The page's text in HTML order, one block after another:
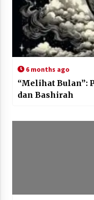
6 months ago
“Melihat Bulan”:
dan Bashirah